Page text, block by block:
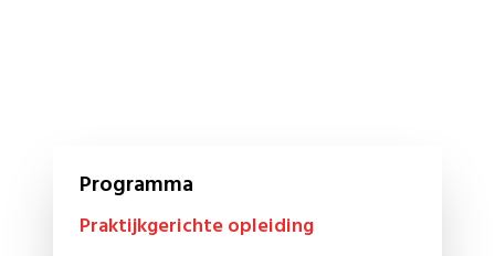
Programma
Praktijkgerichte opleiding